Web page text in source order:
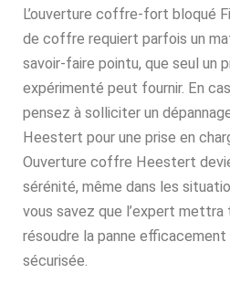
L’ouverture coffre-fort bloqué
de coffre requiert parfois un
savoir-faire pointu, que seul un
expérimenté peut fournir. En
pensez à solliciter un
Heestert pour une prise en
Ouverture coffre Heestert
sérénité, même dans les
vous savez que l’expert
résoudre la panne
sécurisée.